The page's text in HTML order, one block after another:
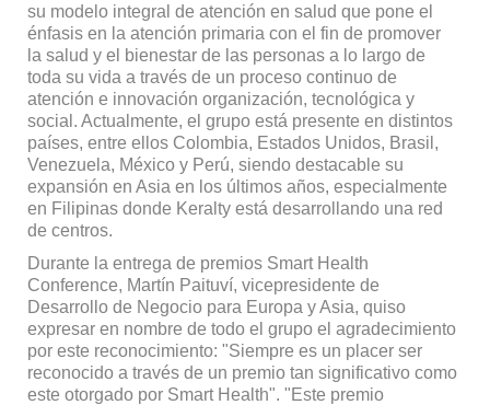
su modelo integral de atención en salud que pone el
énfasis en la atención primaria con el fin de promover
la salud y el bienestar de las personas a lo largo de
toda su vida a través de un proceso continuo de
atención e innovación organización, tecnológica y
social. Actualmente, el grupo está presente en distintos
países, entre ellos Colombia, Estados Unidos, Brasil,
Venezuela, México y Perú, siendo destacable su
expansión en Asia en los últimos años, especialmente
en Filipinas donde Keralty está desarrollando una red
de centros.
Durante la entrega de premios Smart Health
Conference, Martín Paituví, vicepresidente de
Desarrollo de Negocio para Europa y Asia, quiso
expresar en nombre de todo el grupo el agradecimiento
por este reconocimiento: "Siempre es un placer ser
reconocido a través de un premio tan significativo como
este otorgado por Smart Health". "Este premio